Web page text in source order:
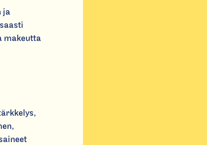
ja
makeutta